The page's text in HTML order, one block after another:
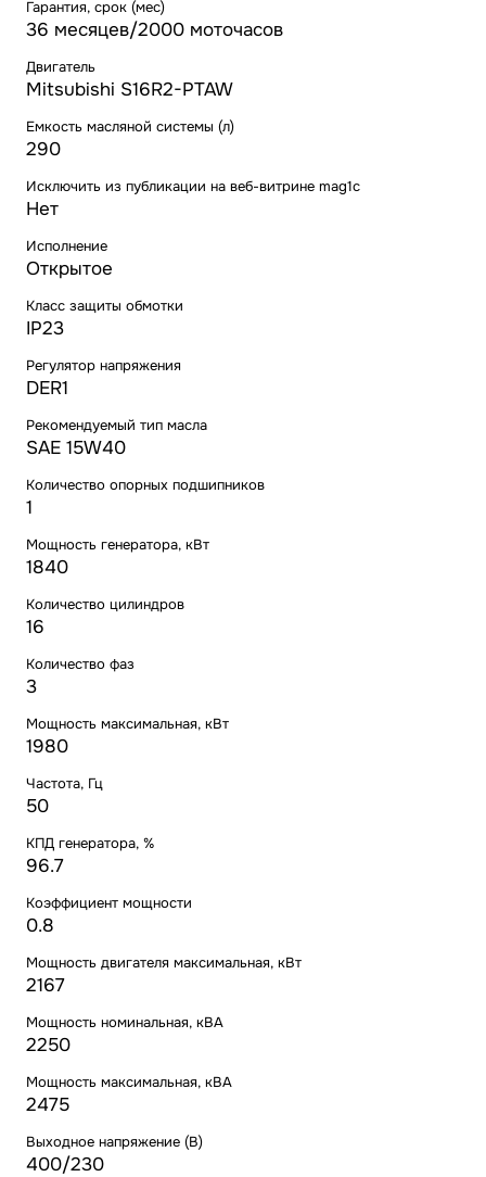
Гарантия, срок (мес)
36 месяцев/2000 моточасов
Двигатель
Mitsubishi S16R2-PTAW
Емкость масляной системы (л)
290
Исключить из публикации на веб-витрине mag1c
Нет
Исполнение
Открытое
Класс защиты обмотки
IP23
Регулятор напряжения
DER1
Рекомендуемый тип масла
SAE 15W40
Количество опорных подшипников
1
Мощность генератора, кВт
1840
Количество цилиндров
16
Количество фаз
3
Мощность максимальная, кВт
1980
Частота, Гц
50
КПД генератора, %
96.7
Коэффициент мощности
0.8
Мощность двигателя максимальная, кВт
2167
Мощность номинальная, кВА
2250
Мощность максимальная, кВА
2475
Выходное напряжение (В)
400/230